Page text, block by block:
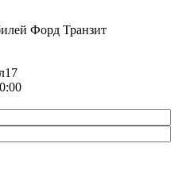
Форд Транзит